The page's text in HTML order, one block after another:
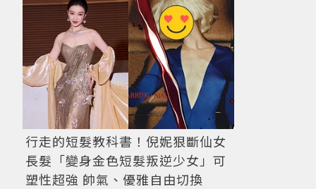
行走的短髮教科書！倪妮狠斷仙女
長髮「變身金色短髮叛逆少女」可
塑性超強 帥氣、優雅自由切換